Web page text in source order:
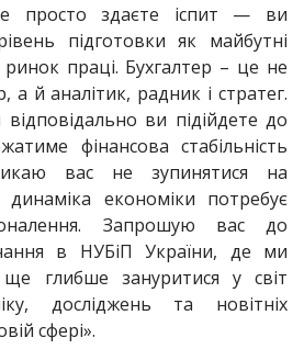
просто здаєте іспит — ви
підготовки як майбутні
ринок праці. Бухгалтер – це не
й аналітик, радник і стратег.
відповідально ви підійдете до
фінансова стабільність
вас не зупинятися на
економіки потребує
Запрошую вас до
в НУБіП України, де ми
глибше зануритися у світ
досліджень та новітніх
сфері».